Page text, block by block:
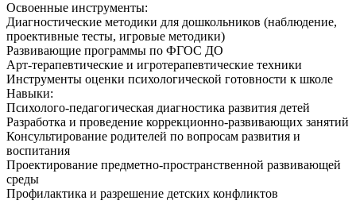
Освоенные инструменты:
Диагностические методики для дошкольников (наблюдение,
проективные тесты, игровые методики)
Развивающие программы по ФГОС ДО
Арт-терапевтические и игротерапевтические техники
Инструменты оценки психологической готовности к школе
Навыки:
Психолого-педагогическая диагностика развития детей
Разработка и проведение коррекционно-развивающих занятий
Консультирование родителей по вопросам развития и
воспитания
Проектирование предметно-пространственной развивающей
среды
Профилактика и разрешение детских конфликтов